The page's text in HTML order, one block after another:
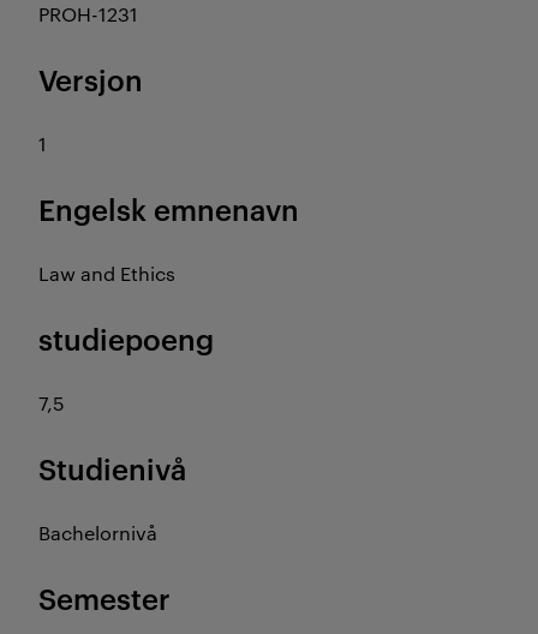
PROH-1231
Versjon
1
Engelsk emnenavn
Law and Ethics
studiepoeng
7,5
Studienivå
Bachelornivå
Semester